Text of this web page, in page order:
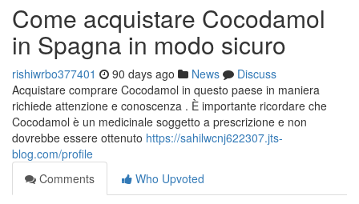
Come acquistare Cocodamol
in Spagna in modo sicuro
rishiwrbo377401 90 days ago News
Discuss
Acquistare comprare Cocodamol in questo paese in maniera
richiede attenzione e conoscenza . È importante ricordare che
Cocodamol è un medicinale soggetto a prescrizione e non
dovrebbe essere ottenuto https://sahilwcnj622307.jts-
blog.com/profile
Comments
Who Upvoted